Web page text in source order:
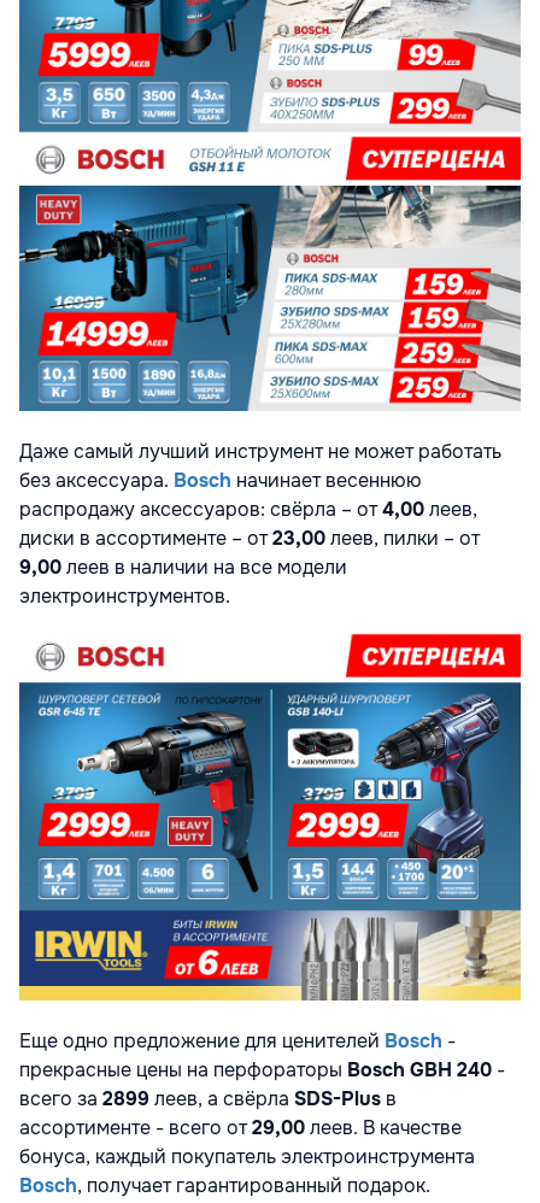
Даже самый лучший инструмент не может работать
без аксессуара. Bosch начинает весеннюю
распродажу аксессуаров: свёрла – от4,00леев,
диски в ассортименте – от23,00леев, пилки – от
9,00леев в наличии на все модели
электроинструментов.
Еще одно предложение для ценителей Bosch -
прекрасные цены на перфораторы Bosch GBH 240 -
всего за 2899 леев, а свёрла SDS-Plus в
ассортименте - всего от29,00леев. В качестве
бонуса, каждый покупатель электроинструмента
Bosch, получает гарантированный подарок.